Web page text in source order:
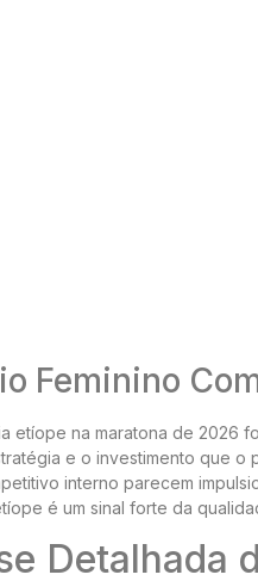
Feminino
etíope na maratona de 2026
e o investimento que o
interno parecem
é um sinal forte da
Detalhada